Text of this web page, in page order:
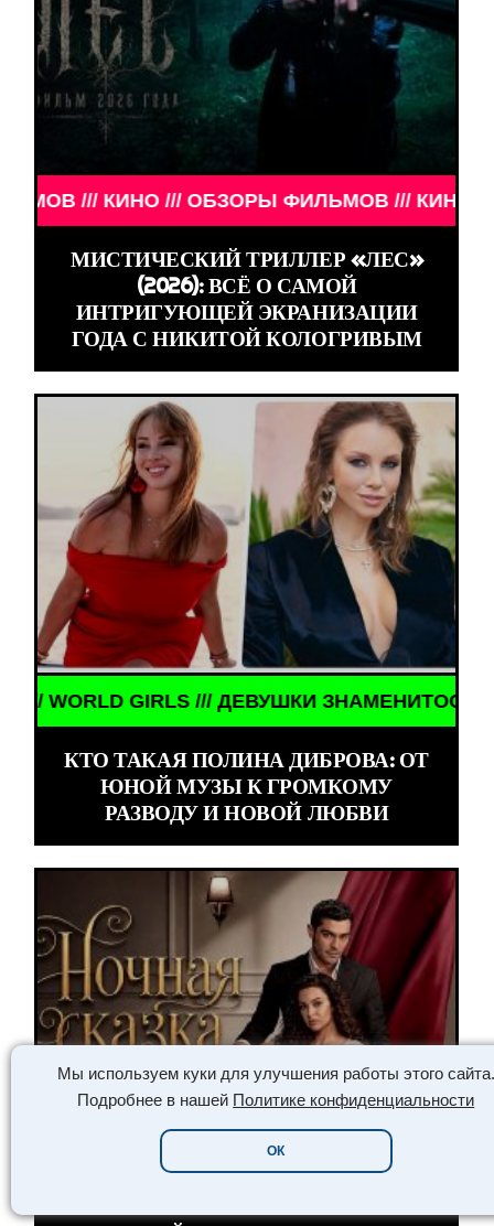
Мы используем куки для улучшения работы этого сайта.
Подробнее в нашей Политике конфиденциальности
ОК
ОБЗОРЫ ФИЛЬМОВ /// КИНО /// ОБЗОРЫ
МИСТИЧЕСКИЙ ТРИЛЛЕР «ЛЕС»
(2026): ВСЁ О САМОЙ
ИНТРИГУЮЩЕЙ ЭКРАНИЗАЦИИ
ГОДА С НИКИТОЙ КОЛОГРИВЫМ
ЗНАМЕНИТОСТИ /// WORLD GIRLS ///
КТО ТАКАЯ ПОЛИНА ДИБРОВА: ОТ
ЮНОЙ МУЗЫ К ГРОМКОМУ
РАЗВОДУ И НОВОЙ ЛЮБВИ
КИНО /// КИНО /// КИНО ///